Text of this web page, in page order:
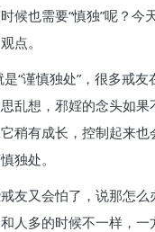
候也需要“慎独”呢？今
点。
“谨慎独处”，很多戒
乱想，邪婬的念头如果
稍有成长，控制起来也
独处。
友又会怕了，说那怎么
人多的时候不一样，一